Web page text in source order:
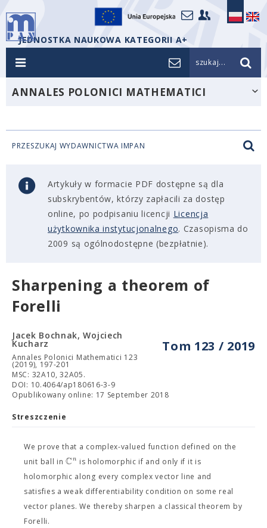
JEDNOSTKA NAUKOWA KATEGORII A+
szukaj...
ANNALES POLONICI MATHEMATICI
PRZESZUKAJ WYDAWNICTWA IMPAN
Artykuły w formacie PDF dostępne są dla
subskrybentów, którzy zapłacili za dostęp
online, po podpisaniu licencji Licencja
użytkownika instytucjonalnego. Czasopisma do
2009 są ogólnodostępne (bezpłatnie).
Sharpening a theorem of
Forelli
Tom 123 / 2019
Jacek Bochnak, Wojciech
Kucharz
Annales Polonici Mathematici 123
(2019), 197-201
MSC: 32A10, 32A05.
DOI: 10.4064/ap180616-3-9
Opublikowany online: 17 September 2018
Streszczenie
We prove that a complex-valued function defined on the
unit ball inCn is holomorphic if and only if it is
holomorphic along every complex vector line and
satisfies a weak differentiability condition on some real
vector planes. We thereby sharpen a classical theorem by
Forelli.